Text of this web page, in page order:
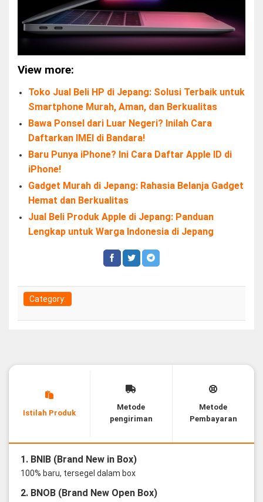
View more:
Toko Jual Beli HP di Jepang: Solusi Terbaik untuk
Smartphone Murah, Aman, dan Berkualitas
Bawa Ponsel dari Luar Negeri? Inilah Cara
Daftarkan IMEI di Bandara!
Baru Punya iPhone? Ini Cara Daftar Apple ID di
iPhone!
Gadget Murah di Jepang: Rahasia Belanja Gadget
Hemat dan Berkualitas
Jual Beli Produk Apple di Jepang: Panduan
Lengkap untuk Warga Indonesia di Jepang
Category:
Istilah Produk
Metode
pengiriman
Metode
Pembayaran
1. BNIB (Brand New in Box)
100% baru, tersegel dalam box
2. BNOB (Brand New Open Box)